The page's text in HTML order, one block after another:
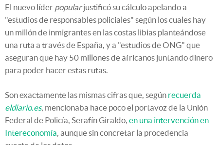
El nuevo líder popularjustificó su cálculo apelando a
"estudios de responsables policiales" según los cuales hay
un millón de inmigrantes en las costas libias planteándose
una ruta a través de España, y a "estudios de ONG" que
aseguran que hay 50 millones de africanos juntando dinero
para poder hacer estas rutas.
Son exactamente las mismas cifras que, según recuerda
eldiario.es, mencionaba hace poco el portavoz de la Unión
Federal de Policía, Serafín Giraldo, en una intervención en
Intereconomía, aunque sin concretar la procedencia